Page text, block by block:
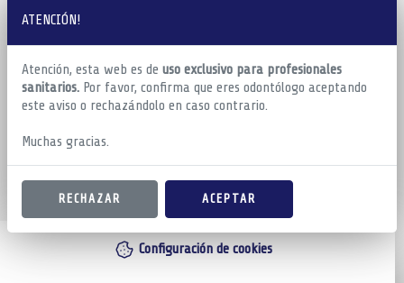
ATENCIÓN!
Atención, esta web es de uso exclusivo para profesionales
sanitarios. Por favor, confirma que eres odontólogo aceptando
este aviso o rechazándolo en caso contrario.
Muchas gracias.
RECHAZAR ACEPTAR
Configuración de cookies